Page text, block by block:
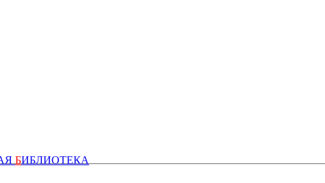
БИБЛИОТЕКА